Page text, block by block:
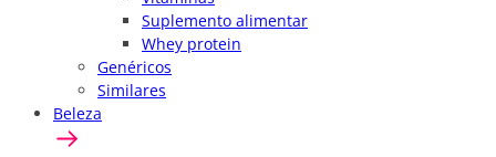
Suplemento alimentar
Whey protein
Genéricos
Similares
Beleza